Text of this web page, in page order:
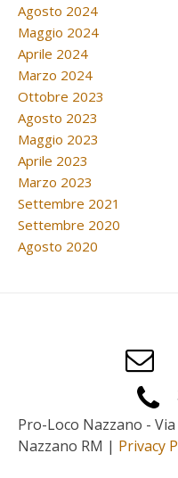
Agosto 2024
Maggio 2024
Aprile 2024
Marzo 2024
Ottobre 2023
Agosto 2023
Maggio 2023
Aprile 2023
Marzo 2023
Settembre 2021
Settembre 2020
Agosto 2020
Pro-Loco Nazzano -
Nazzano RM | Privacy